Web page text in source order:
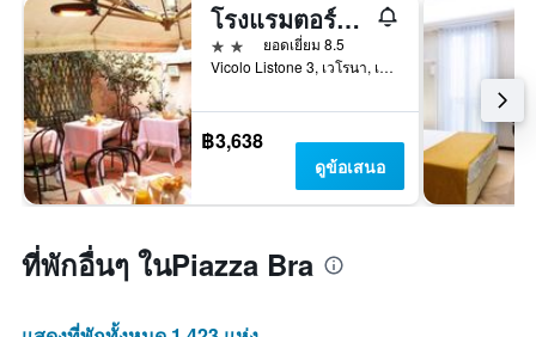
โรงแรมตอร์โกโล
2 ดาว
ยอดเยี่ยม 8.5
Vicolo Listone 3, เวโรนา, เวเนโต, อิตาลี
฿3,638
ดูข้อเสนอ
ที่พักอื่นๆ ในPiazza Bra